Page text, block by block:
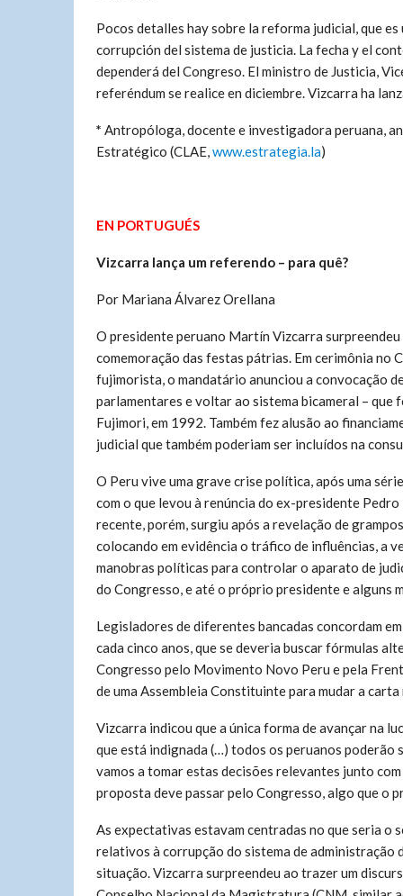
Pocos detalles hay sobre la reforma judicial, que
corrupción del sistema de justicia. La fecha y el
dependerá del Congreso. El ministro de Justicia,
referéndum se realice en diciembre. Vizcarra ha
* Antropóloga, docente e investigadora peruana,
Estratégico (CLAE,www.estrategia.la)
EN PORTUGUÉS
Vizcarra lança um referendo – para quê?
Por Mariana Álvarez Orellana
O presidente peruano Martín Vizcarra
comemoração das festas pátrias. Em cerimônia no
fujimorista, o mandatário anunciou a convocação
parlamentares e voltar ao sistema bicameral –
Fujimori, em 1992. Também fez alusão ao
judicial que também poderiam ser incluídos na
O Peru vive uma grave crise política, após uma
com o que levou à renúncia do ex-presidente
recente, porém, surgiu após a revelação de
colocando em evidência o tráfico de influências, a
manobras políticas para controlar o aparato de
do Congresso, e até o próprio presidente e alguns
Legisladores de diferentes bancadas concordam
cada cinco anos, que se deveria buscar fórmulas
Congresso pelo Movimento Novo Peru e pela
de uma Assembleia Constituinte para mudar a
Vizcarra indicou que a única forma de avançar na
que está indignada (…) todos os peruanos poderão
vamos a tomar estas decisões relevantes junto
proposta deve passar pelo Congresso, algo que o
As expectativas estavam centradas no que seria o
relativos à corrupção do sistema de administração
situação. Vizcarra surpreendeu ao trazer um